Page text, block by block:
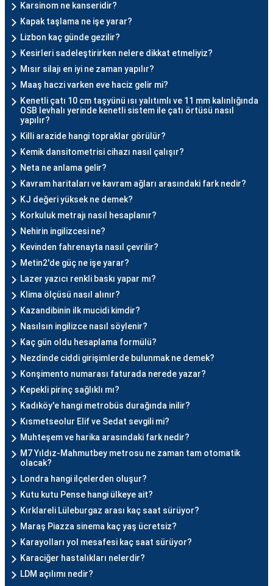
Karsinom ne kanseridir?
Kapak taşlama ne işe yarar?
Lizbon kaç günde gezilir?
Kesirleri sadeleştirirken nelere dikkat etmeliyiz?
Mısır silajı en iyi ne zaman yapılır?
Maaş haczi varken eve haciz gelir mi?
Kenetli çatı 10 cm taşyünü ısı yalıtımlı ve 11 mm kalınlığında
OSB levhalı yerinde kenetli sistem ile çatı örtüsü nasıl
yapılır?
Killi arazide hangi topraklar görülür?
Kemik dansitometrisi cihazı nasıl çalışır?
Neta ne anlama gelir?
Kavram haritaları ve kavram ağları arasındaki fark nedir?
KJ değeri yüksek ne demek?
Korkuluk metrajı nasıl hesaplanır?
Nehirin ingilizcesi ne?
Kevinden fahrenayta nasıl çevrilir?
Metin2'de güç ne işe yarar?
Lazer yazıcı renkli baskı yapar mı?
Klima ölçüsü nasıl alınır?
Kazandibinin ilk mucidi kimdir?
Nasılsın ingilizce nasıl söylenir?
Kaç gün oldu hesaplama formülü?
Nezdinde ciddi girişimlerde bulunmak ne demek?
Konşimento numarası faturada nerede yazar?
Kepekli pirinç sağlıklı mı?
Kadıköy'e hangi metrobüs durağında inilir?
Kısmetseolur Elif ve Sedat sevgili mi?
Muhteşem ve harika arasındaki fark nedir?
M7 Yıldız-Mahmutbey metrosu ne zaman tam otomatik
olacak?
Londra hangi ilçelerden oluşur?
Kutu kutu Pense hangi ülkeye ait?
Kırklareli Lüleburgaz arası kaç saat sürüyor?
Maraş Piazza sinema kaç yaş ücretsiz?
Karayolları yol mesafesi kaç saat sürüyor?
Karaciğer hastalıkları nelerdir?
LDM açılımı nedir?